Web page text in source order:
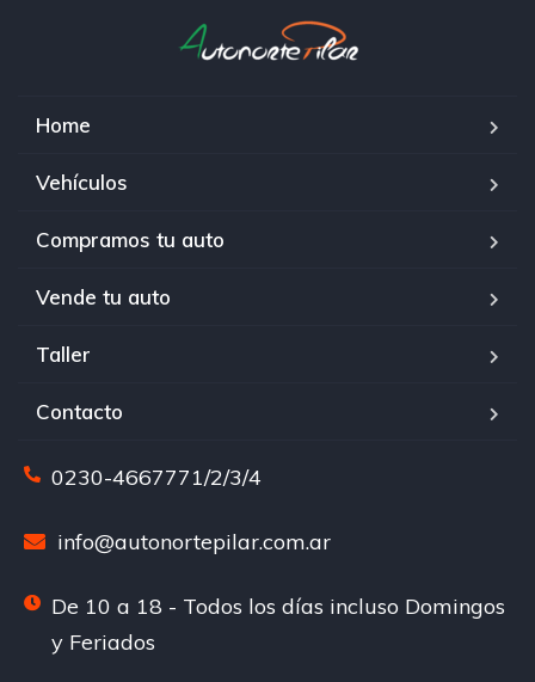
Home
Vehículos
Compramos tu auto
Vende tu auto
Taller
Contacto
0230-4667771/2/3/4
info@autonortepilar.com.ar
De 10 a 18 - Todos los días incluso Domingos
y Feriados